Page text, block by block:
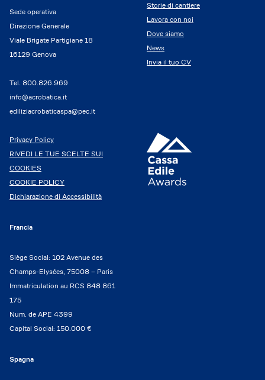
Sede operativa
Direzione Generale
Viale Brigate Partigiane 18
16129 Genova
Tel. 800.826.969
info@acrobatica.it
ediliziacrobaticaspa@pec.it
Storie di cantiere
Lavora con noi
Dove siamo
News
Invia il tuo CV
Privacy Policy
RIVEDI LE TUE SCELTE SUI
COOKIES
COOKIE POLICY
Dichiarazione di Accessibilità
Francia
Siège Social: 102 Avenue des
Champs-Elysées, 75008 – Paris
Immatriculation au RCS 848 861
175
Num. de APE 4399
Capital Social: 150.000 €
Spagna